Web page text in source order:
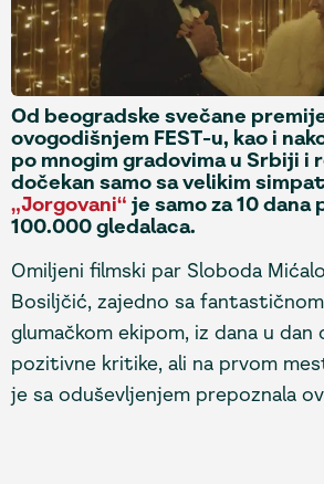
Od beogradske svečane
ovogodišnjem FEST-u, kao i
po mnogim gradovima u Srbiji i
dočekan samo sa velikim
„Jorgovani“ je samo za 10 dana
100.000 gledalaca.
Omiljeni filmski par Sloboda
Bosiljčić, zajedno sa
glumačkom ekipom, iz dana u dan
pozitivne kritike, ali na prvom
je sa oduševljenjem prepoznala